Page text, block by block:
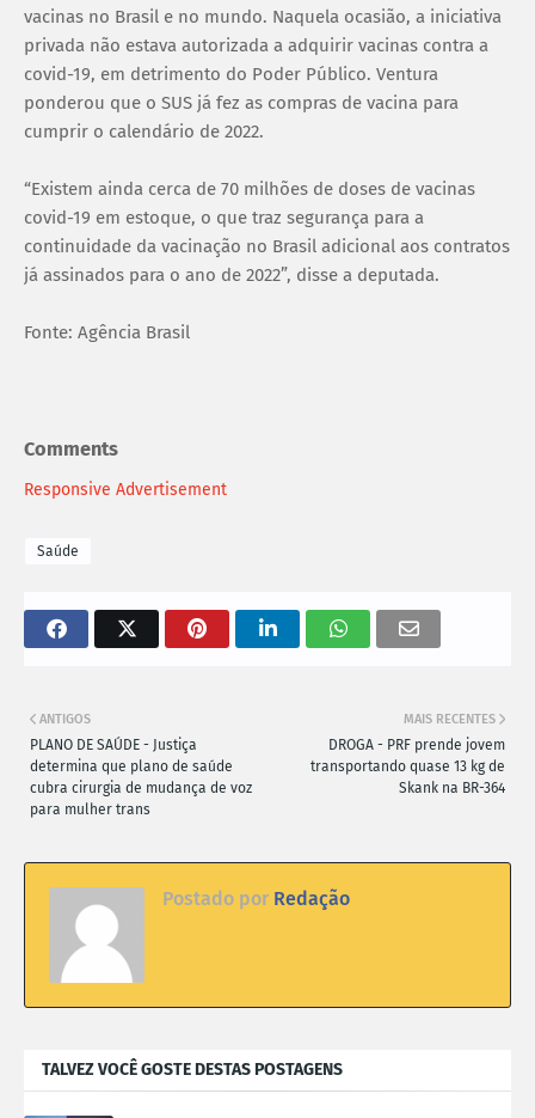
vacinas no Brasil e no mundo. Naquela ocasião, a iniciativa
privada não estava autorizada a adquirir vacinas contra a
covid-19, em detrimento do Poder Público. Ventura
ponderou que o SUS já fez as compras de vacina para
cumprir o calendário de 2022.
“Existem ainda cerca de 70 milhões de doses de vacinas
covid-19 em estoque, o que traz segurança para a
continuidade da vacinação no Brasil adicional aos contratos
já assinados para o ano de 2022”, disse a deputada.
Fonte: Agência Brasil
Comments
Responsive Advertisement
Saúde
MAIS RECENTES
DROGA - PRF prende jovem
transportando quase 13 kg de
Skank na BR-364
ANTIGOS
PLANO DE SAÚDE - Justiça
determina que plano de saúde
cubra cirurgia de mudança de voz
para mulher trans
Postado por Redação
TALVEZ VOCÊ GOSTE DESTAS POSTAGENS